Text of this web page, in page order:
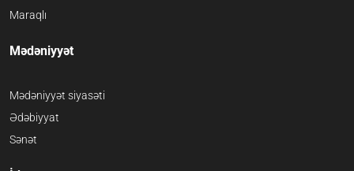
Maraqlı
Mədəniyyət
Mədəniyyət siyasəti
Ədəbiyyat
Sənət